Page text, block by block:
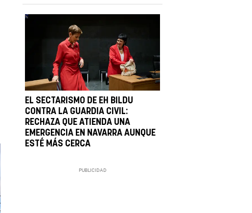
EL SECTARISMO DE EH BILDU
CONTRA LA GUARDIA CIVIL:
RECHAZA QUE ATIENDA UNA
EMERGENCIA EN NAVARRA AUNQUE
ESTÉ MÁS CERCA